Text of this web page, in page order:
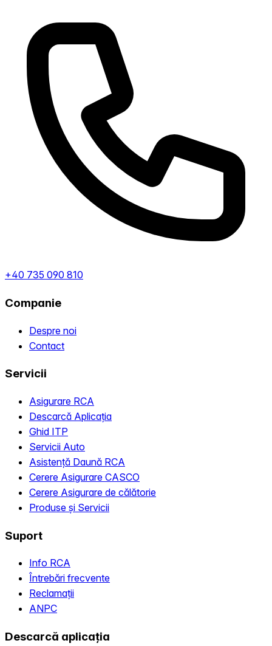
+40 735 090 810
Companie
Despre noi
Contact
Servicii
Asigurare RCA
Descarcă Aplicația
Ghid ITP
Servicii Auto
Asistență Daună RCA
Cerere Asigurare CASCO
Cerere Asigurare de călătorie
Produse și Servicii
Suport
Info RCA
Întrebări frecvente
Reclamații
ANPC
Descarcă aplicația